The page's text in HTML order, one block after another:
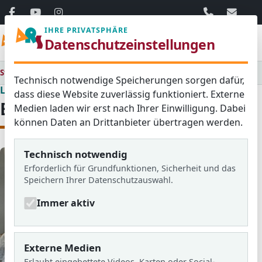
06103 / 30
Startseite
Lernen & Erleben
Begabtenförderung
IHRE PRIVATSPHÄRE
Datenschutzeinstellungen
Technisch notwendige Speicherungen sorgen dafür,
dass diese Website zuverlässig funktioniert. Externe
Medien laden wir erst nach Ihrer Einwilligung. Dabei
können Daten an Drittanbieter übertragen werden.
Technisch notwendig
Erforderlich für Grundfunktionen, Sicherheit und das
Speichern Ihrer Datenschutzauswahl.
Immer aktiv
Externe Medien